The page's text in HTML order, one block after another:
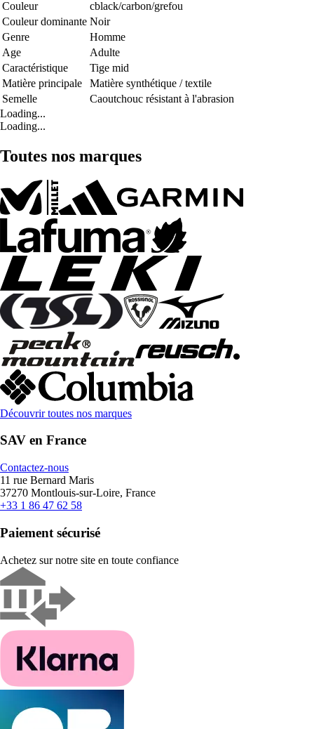
Couleur
cblack/carbon/grefou
Couleur dominante Noir
Genre
Homme
Age
Adulte
Caractéristique
Tige mid
Matière principale
Matière synthétique / textile
Semelle
Caoutchouc résistant à l'abrasion
Loading...
Loading...
Toutes nos marques
Découvrir toutes nos marques
SAV en France
Contactez-nous
11 rue Bernard Maris
37270 Montlouis-sur-Loire, France
+33 1 86 47 62 58
Paiement sécurisé
Achetez sur notre site en toute confiance